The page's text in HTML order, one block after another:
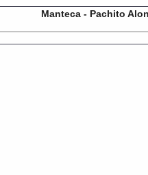
Manteca - Pachito